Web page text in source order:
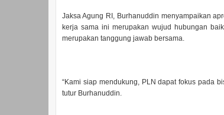
Jaksa Agung RI, Burhanuddin menyampaikan
kerja sama ini merupakan wujud hubungan
merupakan tanggung jawab bersama.
“Kami siap mendukung, PLN dapat fokus pada
tutur Burhanuddin.